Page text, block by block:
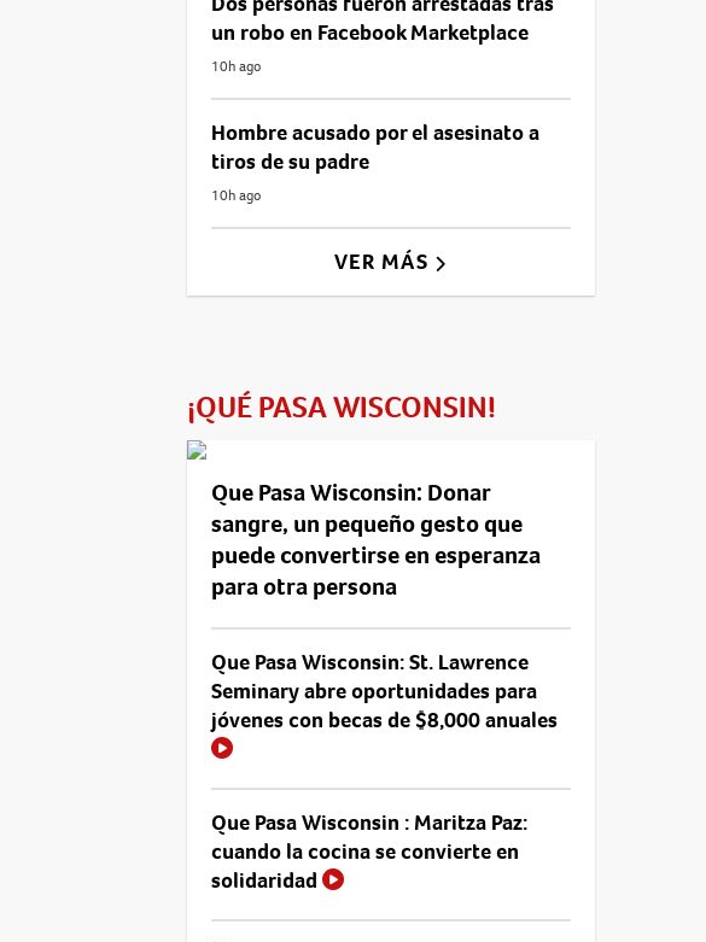
un robo en Facebook Marketplace
10h ago
Hombre acusado por el asesinato a
tiros de su padre
10h ago
VER MÁS
¡QUÉ PASA WISCONSIN!
Que Pasa Wisconsin: Donar
sangre, un pequeño gesto que
puede convertirse en esperanza
para otra persona
Que Pasa Wisconsin: St. Lawrence
Seminary abre oportunidades para
jóvenes con becas de $8,000 anuales
Que Pasa Wisconsin : Maritza Paz:
cuando la cocina se convierte en
solidaridad